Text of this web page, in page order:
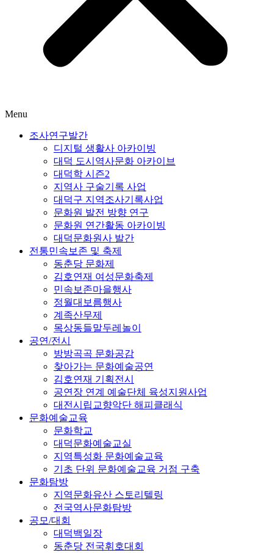
Menu
조사연구발간
디지털 생활사 아카이빙
대덕 도시역사문화 아카이브
대덕학 시즌2
지역사 구술기록 사업
대덕구 지역조사기록사업
문화원 발전 방향 연구
문화원 연간활동 아카이빙
대덕문화원사 발간
전통민속보존 및 축제
동춘당 문화제
김호연재 여성문화축제
민속보존마을행사
정월대보름행사
계족산무제
목상동들말두레놀이
공연/전시
방방곡곡 문화공감
찾아가는 문화예술공연
김호연재 기획전시
공연장 연계 예술단체 육성지원사업
대전시립교향악단 해피클래식
문화예술교육
문화학교
대덕문화예술교실
지역특성화 문화예술교육
기초 단위 문화예술교육 거점 구축
문화탐방
지역문화유산 스토리텔링
전국역사문화탐방
공모/대회
대덕백일장
동춘당 전국휘호대회